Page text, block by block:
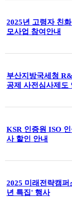
2025년 고령자 친
모사업 참여안내
부산지방국세청
공제 사전심사제도
KSR 인증원 ISO 인
사 할인 안내
2025 미래전략캠퍼
년 특집' 행사